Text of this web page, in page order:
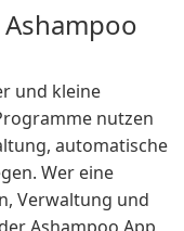
und kleine
nutzen
automatische
Wer eine
Verwaltung und